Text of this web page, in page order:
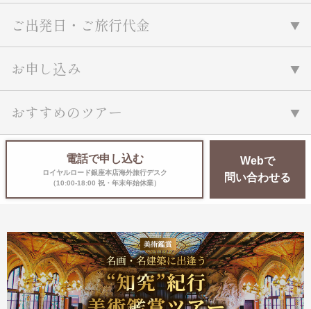
ご出発日・ご旅行代金
お申し込み
おすすめのツアー
電話で申し込む
ロイヤルロード銀座本店海外旅行デスク
（10:00-18:00 祝・年末年始休業）
Webで
問い合わせる